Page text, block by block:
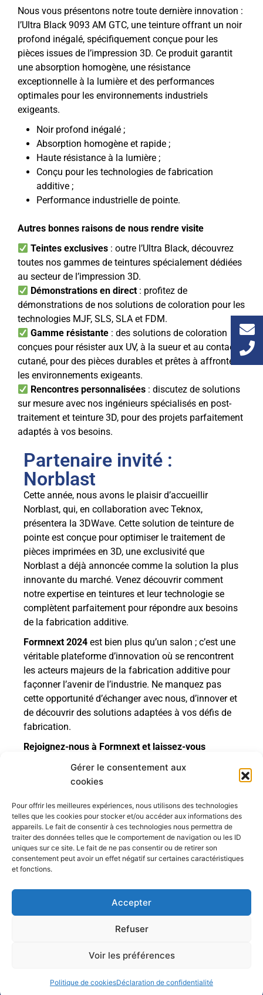
Gérer le consentement aux
cookies
Pour offrir les meilleures expériences, nous utilisons des technologies
telles que les cookies pour stocker et/ou accéder aux informations des
appareils. Le fait de consentir à ces technologies nous permettra de
traiter des données telles que le comportement de navigation ou les ID
uniques sur ce site. Le fait de ne pas consentir ou de retirer son
consentement peut avoir un effet négatif sur certaines caractéristiques
et fonctions.
Accepter
Refuser
Voir les préférences
Politique de cookiesDéclaration de confidentialité
Nous vous présentons notre toute dernière innovation :
l’Ultra Black 9093 AM GTC, une teinture offrant un noir
profond inégalé, spécifiquement conçue pour les
pièces issues de l’impression 3D. Ce produit garantit
une absorption homogène, une résistance
exceptionnelle à la lumière et des performances
optimales pour les environnements industriels
exigeants.
Noir profond inégalé ;
Absorption homogène et rapide ;
Haute résistance à la lumière ;
Conçu pour les technologies de fabrication
additive ;
Performance industrielle de pointe.
Autres bonnes raisons de nous rendre visite
Teintes exclusives : outre l’Ultra Black, découvrez
toutes nos gammes de teintures spécialement dédiées
au secteur de l’impression 3D.
Démonstrations en direct : profitez de
démonstrations de nos solutions de coloration pour les
technologies MJF, SLS, SLA et FDM.
Gamme résistante : des solutions de coloration
conçues pour résister aux UV, à la sueur et au contact
cutané, pour des pièces durables et prêtes à affronter
les environnements exigeants.
Rencontres personnalisées : discutez de solutions
sur mesure avec nos ingénieurs spécialisés en post-
traitement et teinture 3D, pour des projets parfaitement
adaptés à vos besoins.
Partenaire invité :
Norblast
Cette année, nous avons le plaisir d’accueillir
Norblast, qui, en collaboration avec Teknox,
présentera la 3DWave. Cette solution de teinture de
pointe est conçue pour optimiser le traitement de
pièces imprimées en 3D, une exclusivité que
Norblast a déjà annoncée comme la solution la plus
innovante du marché. Venez découvrir comment
notre expertise en teintures et leur technologie se
complètent parfaitement pour répondre aux besoins
de la fabrication additive.
Formnext 2024 est bien plus qu’un salon ; c’est une
véritable plateforme d’innovation où se rencontrent
les acteurs majeurs de la fabrication additive pour
façonner l’avenir de l’industrie. Ne manquez pas
cette opportunité d’échanger avec nous, d’innover et
de découvrir des solutions adaptées à vos défis de
fabrication.
Rejoignez-nous à Formnext et laissez-vous
inspirer par les possibilités infinies de la
fabrication additive !
ou à visiter notre site web !
91350
+33 1 47
35 07 63
office@color-
tcn.com
de ventes–Mentions légales